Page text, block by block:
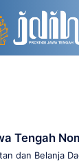
Tengah
dan Belanja